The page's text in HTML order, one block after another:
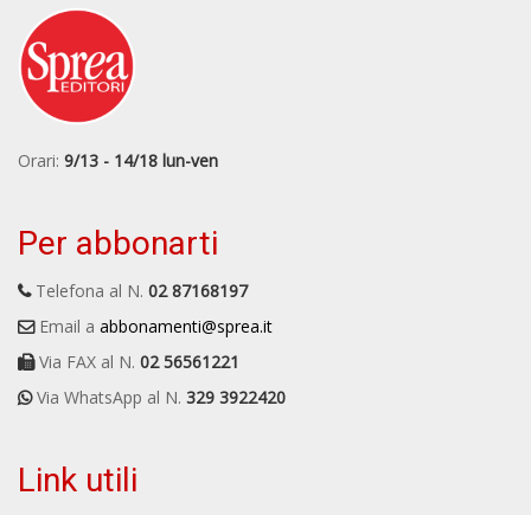
Orari: 9/13 - 14/18 lun-ven
Per abbonarti
Telefona al N. 02 87168197
Email a abbonamenti@sprea.it
Via FAX al N. 02 56561221
Via WhatsApp al N. 329 3922420
Link utili